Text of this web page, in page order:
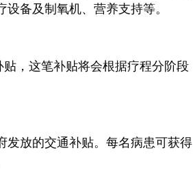
备及制氧机、营养支持等。
，这笔补贴将会根据疗程分阶段
发放的交通补贴。每名病患可获得